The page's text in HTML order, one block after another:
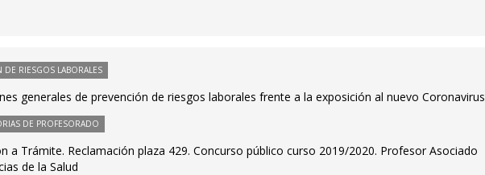
DE RIESGOS LABORALES
generales de prevención de riesgos laborales frente a la exposición al nuevo Coronavirus
DE PROFESORADO
a Trámite. Reclamación plaza 429. Concurso público curso 2019/2020. Profesor Asociado
de la Salud